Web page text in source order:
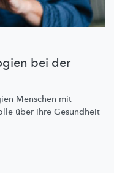
bei der
Menschen mit
über ihre Gesundheit